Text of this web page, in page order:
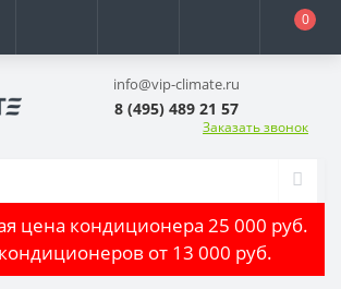
0
info@vip-climate.ru
8 (495) 489 21 57
Заказать звонок
цена кондиционера 25 000 руб.
от 13 000 руб.